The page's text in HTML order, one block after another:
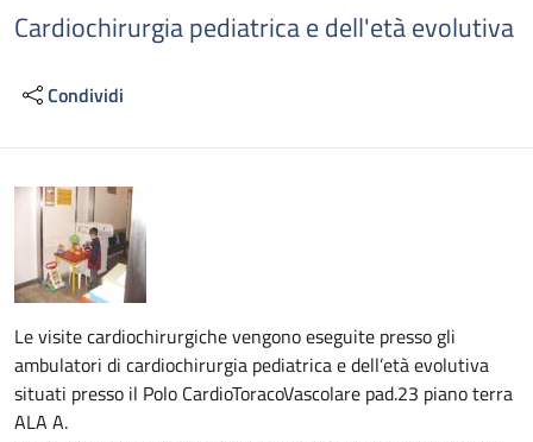
Cardiochirurgia pediatrica e dell'età evolutiva
Condividi
Descrizione
Le visite cardiochirurgiche vengono eseguite presso gli
ambulatori di cardiochirurgia pediatrica e dell’età evolutiva
situati presso il Polo CardioToracoVascolare pad.23 piano terra
ALA A.